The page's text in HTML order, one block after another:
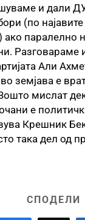
и дали
(по
паралелно
Разговараме
Али
земјава е
мислат
е
Крешник
така дел од
СПОДЕЛИ